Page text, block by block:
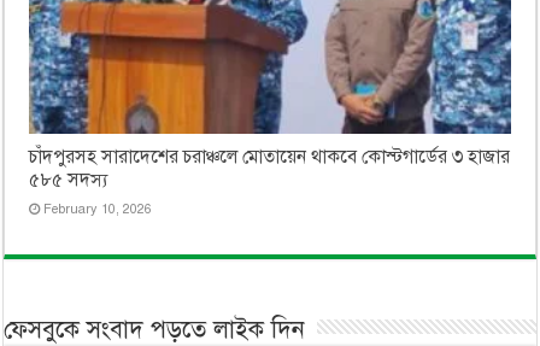
চাঁদপুরসহ সারাদেশের চরাঞ্চলে মোতায়েন থাকবে কোস্টগার্ডের ৩ হাজার
৫৮৫ সদস্য
February 10, 2026
ফেসবুকে সংবাদ পড়তে লাইক দিন